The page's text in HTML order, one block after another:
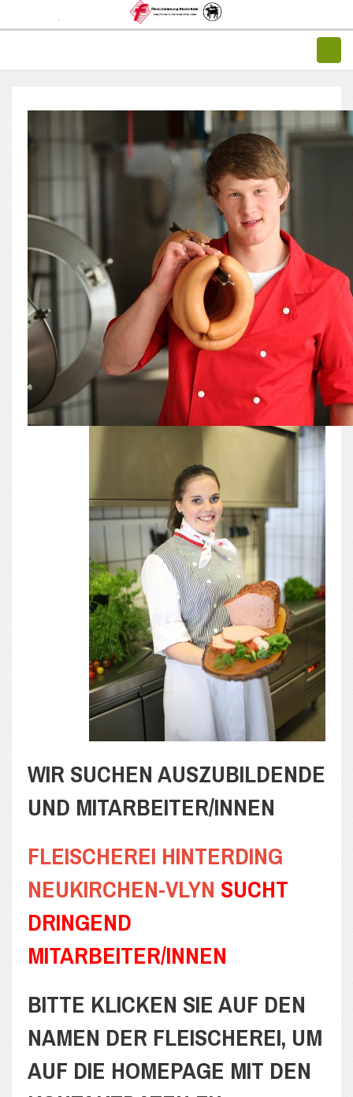
WIR SUCHEN AUSZUBILDENDE
UND MITARBEITER/INNEN
FLEISCHEREI HINTERDING
NEUKIRCHEN-VLYN SUCHT
DRINGEND
MITARBEITER/INNEN
BITTE KLICKEN SIE AUF DEN
NAMEN DER FLEISCHEREI, UM
AUF DIE HOMEPAGE MIT DEN